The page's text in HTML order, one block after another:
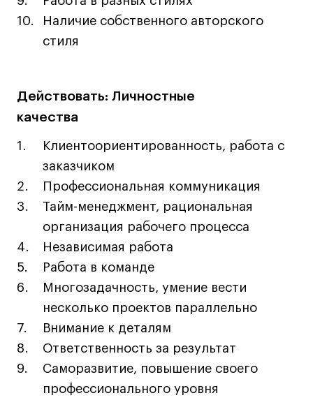
Преподаватели
Лицензии и аккредитации
Партнеры
Связи с индустрией
Контакты
Поступающим
Условия поступления
График учебного года
Наличие собственного авторского
стиля
Действовать: Личностные
качества
Клиентоориентированность, работа с
заказчиком
Профессиональная коммуникация
Тайм-менеджмент, рациональная
организация рабочего процесса
Независимая работа
Работа в команде
Многозадачность, умение вести
несколько проектов параллельно
Внимание к деталям
Ответственность за результат
Саморазвитие, повышение своего
профессионального уровня